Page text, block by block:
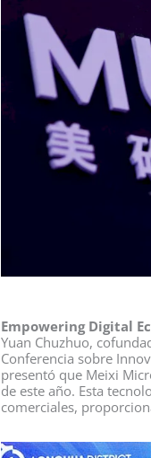
Empowering Digital
Yuan Chuzhuo,
Conferencia sobre
presentó que Meixi
de este año. Esta
comerciales,